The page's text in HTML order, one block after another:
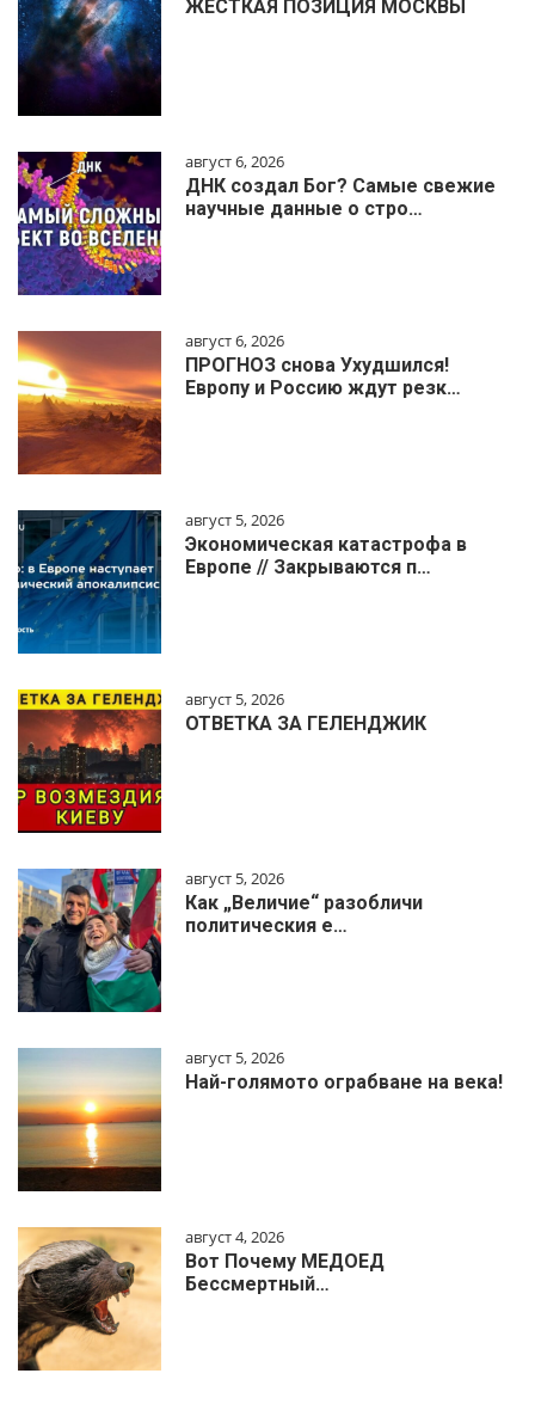
ЖЁСТКАЯ ПОЗИЦИЯ МОСКВЫ
август 6, 2026
ДНК создал Бог? Самые свежие
научные данные о стро…
август 6, 2026
ПРОГНОЗ снова Ухудшился!
Европу и Россию ждут резк…
август 5, 2026
Экономическая катастрофа в
Европе // Закрываются п…
август 5, 2026
ОТВЕТКА ЗА ГЕЛЕНДЖИК
август 5, 2026
Как „Величие“ разобличи
политическия е…
август 5, 2026
Най-голямото ограбване на века!
август 4, 2026
Вот Почему МЕДОЕД
Бессмертный…